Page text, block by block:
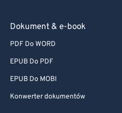
Dokument & e-book
PDF Do WORD
EPUB Do PDF
EPUB Do MOBI
Konwerter dokumentów